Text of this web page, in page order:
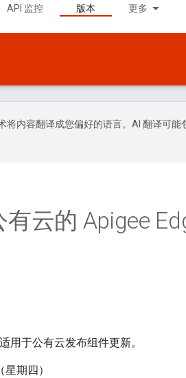
API 监控 版本 更多
将内容翻译成您偏好的语言。AI 翻译可能
云的 Apigee
用于公有云发布组件更新。
期四）